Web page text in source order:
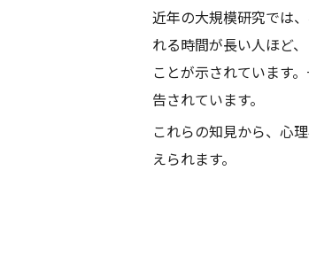
近年の大規模研究では
れる時間が長い人ほど
ことが示されています
告されています。
これらの知見から、心
えられます。